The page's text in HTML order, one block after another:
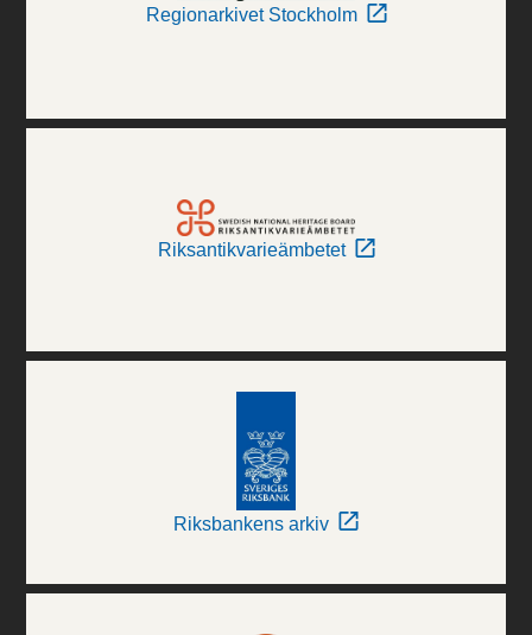
Regionarkivet Stockholm
Riksantikvarieämbetet
Riksbankens arkiv